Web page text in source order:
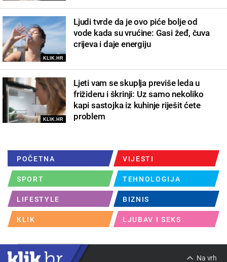
KLIK.HR
Ljudi tvrde da je ovo piće bolje od
vode kada su vrućine: Gasi žeđ, čuva
crijeva i daje energiju
KLIK.HR
Ljeti vam se skuplja previše leda u
frižideru i škrinji: Uz samo nekoliko
kapi sastojka iz kuhinje riješit ćete
problem
POČETNA VIJESTI
SPORT TEHNOLOGIJA
LIFESTYLE BIZNIS
KLIK LJUBAV I SEKS
Na vrh